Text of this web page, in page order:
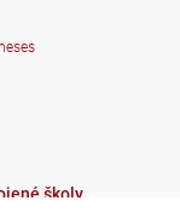
školy